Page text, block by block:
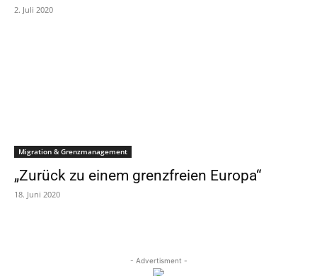
2. Juli 2020
Migration & Grenzmanagement
„Zurück zu einem grenzfreien Europa“
18. Juni 2020
- Advertisment -